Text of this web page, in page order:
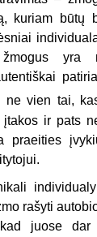
kuriam būtų
yra
ne vien tai,
įtakos ir pats
praeities
rašyti
juose dar